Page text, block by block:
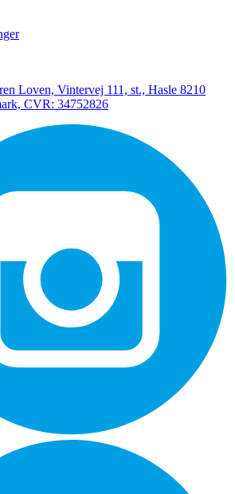
Loven, Vintervej 111, st., Hasle ​8210
CVR: 34752826